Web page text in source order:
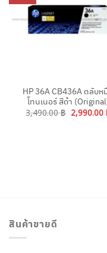
HP 36A CB436A ตลับห
โทนเนอร์ สีดำ
3,490.00฿ Original
price
2,990.00
สินค้าขายดี